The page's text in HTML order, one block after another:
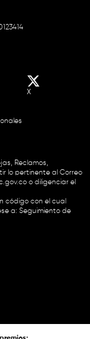
X
Reclamos,
lo pertinente al Correo
o diligenciar el
código con el cual
a: Seguimiento de